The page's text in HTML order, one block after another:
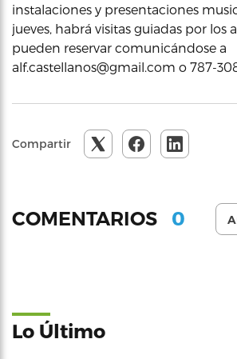
instalaciones y presentaciones
jueves, habrá visitas guiadas por los
pueden reservar comunicándose a
alf.castellanos@gmail.com o 787-
Compartir
COMENTARIOS 0
Lo Último